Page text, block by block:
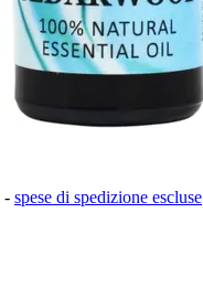
- spese di spedizione escluse